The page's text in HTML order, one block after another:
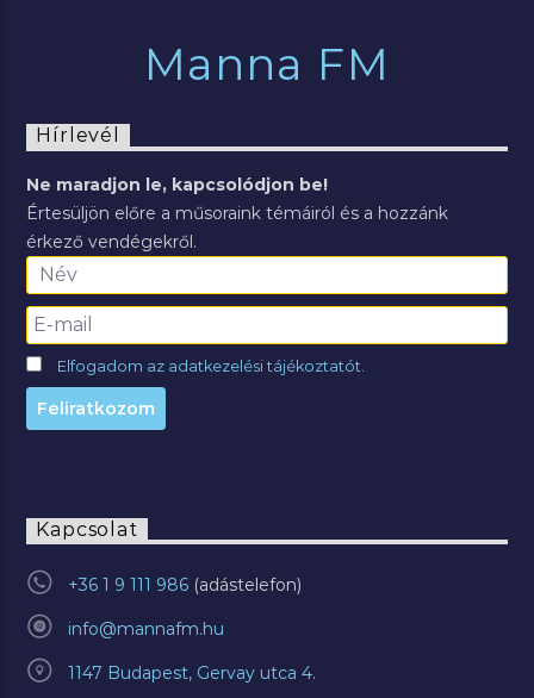
Manna FM
Hírlevél
Ne maradjon le, kapcsolódjon be!
Értesüljön előre a műsoraink témáiról és a hozzánk
érkező vendégekről.
Elfogadom az adatkezelési tájékoztatót.
Kapcsolat
+36 1 9 111 986
info@mannafm.hu
1147 Budapest, Gervay utca 4.